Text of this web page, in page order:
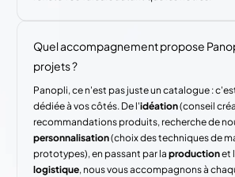
Quel accompagnement propose
projets ?
Panopli, ce n'est pas juste un catalogue :
dédiée à vos côtés. De l'idéation(conseil
recommandations produits, recherche de
personnalisation(choix des techniques de
prototypes), en passant par laproductionet
logistique, nous vous accompagnons à